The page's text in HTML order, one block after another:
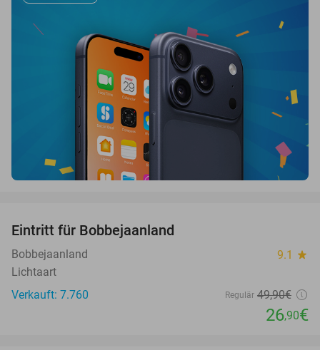
Eintritt für Bobbejaanland
Bobbejaanland 9.1 star
Lichtaart
Verkauft: 7.760
Regulär 49,90€
26,90€